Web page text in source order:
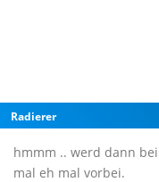
Radierer
hmmm .. werd dann
mal eh mal vorbei.